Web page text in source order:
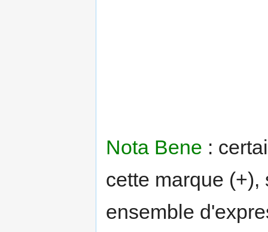
Nota Bene :
cette marque
ensemble